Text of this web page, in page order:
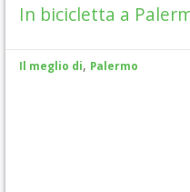
In bicicletta a
Il meglio di, Palermo